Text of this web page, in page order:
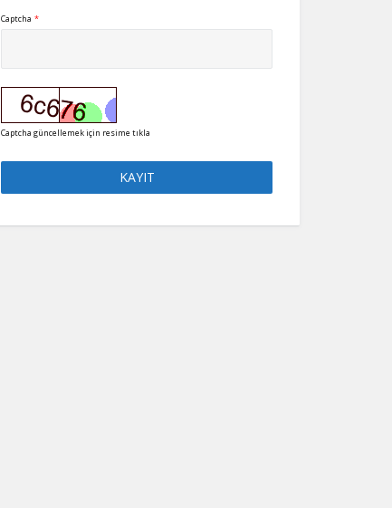
Captcha *
Captcha güncellemek için resime tıkla